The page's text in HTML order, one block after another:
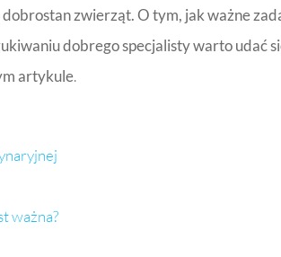
zwierząt. O tym, jak ważne
dobrego specjalisty warto udać
artykule.
ważna?